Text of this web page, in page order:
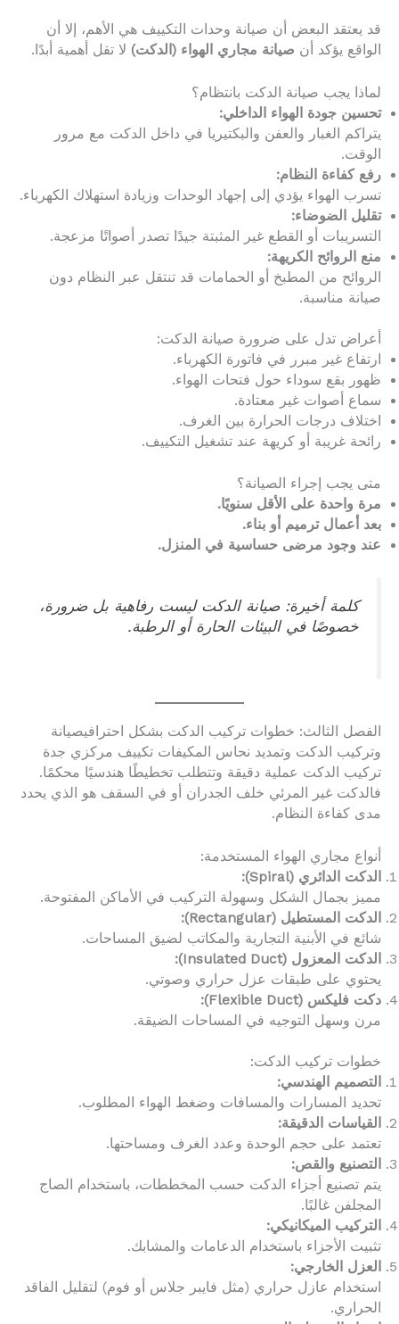
قد يعتقد البعض أن صيانة وحدات التكييف هي الأهم، إلا أن
الواقع يؤكد أن صيانة مجاري الهواء (الدكت) لا تقل أهمية أبدًا.
لماذا يجب صيانة الدكت بانتظام؟
تحسين جودة الهواء الداخلي:
يتراكم الغبار والعفن والبكتيريا في داخل الدكت مع مرور
الوقت.
رفع كفاءة النظام:
تسرب الهواء يؤدي إلى إجهاد الوحدات وزيادة استهلاك الكهرباء.
تقليل الضوضاء:
التسريبات أو القطع غير المثبتة جيدًا تصدر أصواتًا مزعجة.
منع الروائح الكريهة:
الروائح من المطبخ أو الحمامات قد تنتقل عبر النظام دون
صيانة مناسبة.
أعراض تدل على ضرورة صيانة الدكت:
ارتفاع غير مبرر في فاتورة الكهرباء.
ظهور بقع سوداء حول فتحات الهواء.
سماع أصوات غير معتادة.
اختلاف درجات الحرارة بين الغرف.
رائحة غريبة أو كريهة عند تشغيل التكييف.
متى يجب إجراء الصيانة؟
مرة واحدة على الأقل سنويًا.
بعد أعمال ترميم أو بناء.
عند وجود مرضى حساسية في المنزل.
كلمة أخيرة: صيانة الدكت ليست رفاهية بل ضرورة،
خصوصًا في البيئات الحارة أو الرطبة.
الفصل الثالث: خطوات تركيب الدكت بشكل احترافيصيانة
وتركيب الدكت وتمديد نحاس المكيفات تكييف مركزي جدة
تركيب الدكت عملية دقيقة وتتطلب تخطيطًا هندسيًا محكمًا.
فالدكت غير المرئي خلف الجدران أو في السقف هو الذي يحدد
مدى كفاءة النظام.
أنواع مجاري الهواء المستخدمة:
الدكت الدائري (Spiral):
مميز بجمال الشكل وسهولة التركيب في الأماكن المفتوحة.
الدكت المستطيل (Rectangular):
شائع في الأبنية التجارية والمكاتب لضيق المساحات.
الدكت المعزول (Insulated Duct):
يحتوي على طبقات عزل حراري وصوتي.
دكت فليكس (Flexible Duct):
مرن وسهل التوجيه في المساحات الضيقة.
خطوات تركيب الدكت:
التصميم الهندسي:
تحديد المسارات والمسافات وضغط الهواء المطلوب.
القياسات الدقيقة:
تعتمد على حجم الوحدة وعدد الغرف ومساحتها.
التصنيع والقص:
يتم تصنيع أجزاء الدكت حسب المخططات، باستخدام الصاج
المجلفن غالبًا.
التركيب الميكانيكي:
تثبيت الأجزاء باستخدام الدعامات والمشابك.
العزل الخارجي:
استخدام عازل حراري (مثل فايبر جلاس أو فوم) لتقليل الفاقد
الحراري.